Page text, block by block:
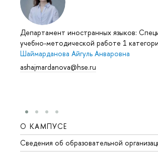
Департамент иностранных языков:
учебно-методической работе 1
Шаймарданова Айгуль Анваровна
ashajmardanova@hse.ru
О КАМПУСЕ
Сведения об образовательной